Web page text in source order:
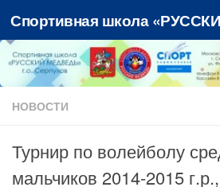
Перейти к содержимому
НОВОСТИ
Турнир по волейболу
мальчиков 2014-2015